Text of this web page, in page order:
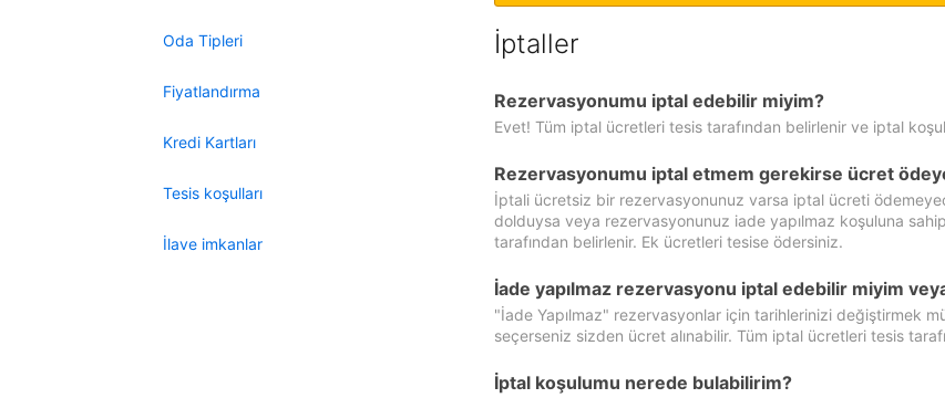
Oda Tipleri
Fiyatlandırma
Kredi Kartları
Tesis koşulları
İlave imkanlar
İptaller
Rezervasyonumu iptal edebilir miyim?
Evet! Tüm iptal ücretleri tesis tarafından belirlenir ve iptal
Rezervasyonumu iptal etmem gerekirse ücret
İptali ücretsiz bir rezervasyonunuz varsa iptal ücreti
dolduysa veya rezervasyonunuz iade yapılmaz koşuluna
tarafından belirlenir. Ek ücretleri tesise ödersiniz.
İade yapılmaz rezervasyonu iptal edebilir miyim
"İade Yapılmaz" rezervasyonlar için tarihlerinizi değiştirmek
seçerseniz sizden ücret alınabilir. Tüm iptal ücretleri tesis
İptal koşulumu nerede bulabilirim?